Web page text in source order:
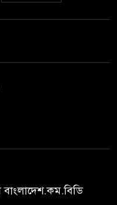
বাংলাদেশ.কম.বিডি